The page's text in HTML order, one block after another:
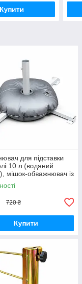
Купити
для підставки
10 л (водяний
мішок-обважнювач із
720 ₴
Купити